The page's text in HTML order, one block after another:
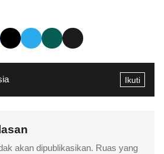
Ikuti
akan dipublikasikan. Ruas yang